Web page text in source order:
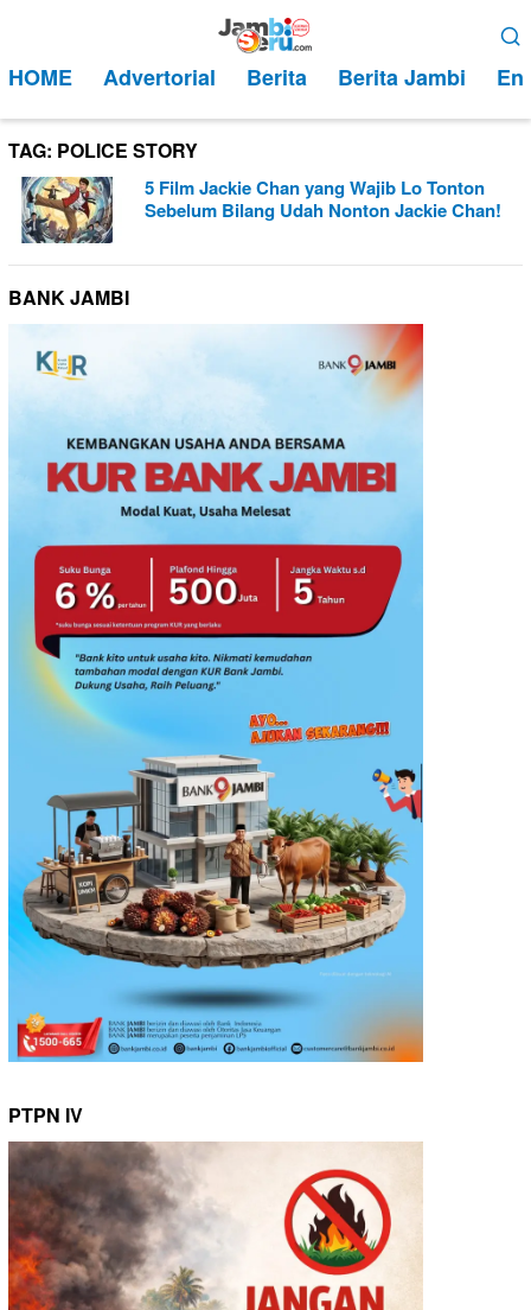
kontenMobile
HOME Advertorial Berita Berita Jambi
TAG: POLICE STORY
5 Film Jackie Chan yang Wajib Lo Tonton
Sebelum Bilang Udah Nonton Jackie Chan!
BANK JAMBI
PTPN IV